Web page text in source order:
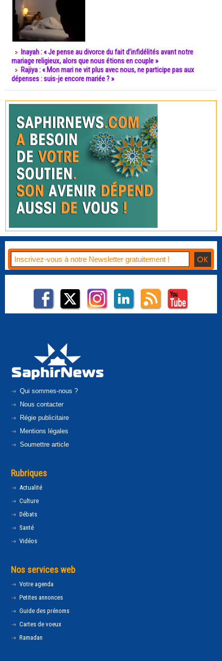
Inayah : « Je pense au divorce du fait d’infidélités avant notre
mariage religieux, alors que nous étions en couple »
Rajiya : « Mon mari ne vit plus avec nous, ne participe pas aux
dépenses : suis-je encore mariée ? »
Qui sommes-nous ?
Nous contacter
Régie publicitaire
Mentions légales
Soumettre article
Rubriques
Actualité
Culture
Débats
Santé
Vidéos
Nos services web
Votre agenda
Petites annonces
Guide des prénoms
Cartes de voeux
Ramadan